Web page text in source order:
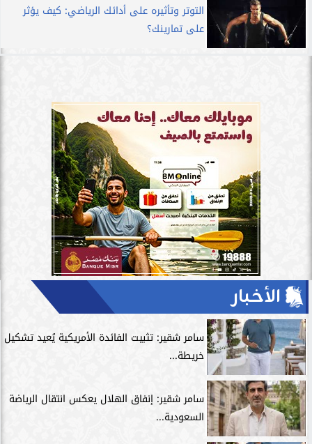
التوتر وتأثيره على أدائك الرياضي: كيف يؤثر
على تمارينك؟
الأخبار
سامر شقير: تثبيت الفائدة الأمريكية يُعيد تشكيل
خريطة...
سامر شقير: إنفاق الهلال يعكس انتقال الرياضة
السعودية...